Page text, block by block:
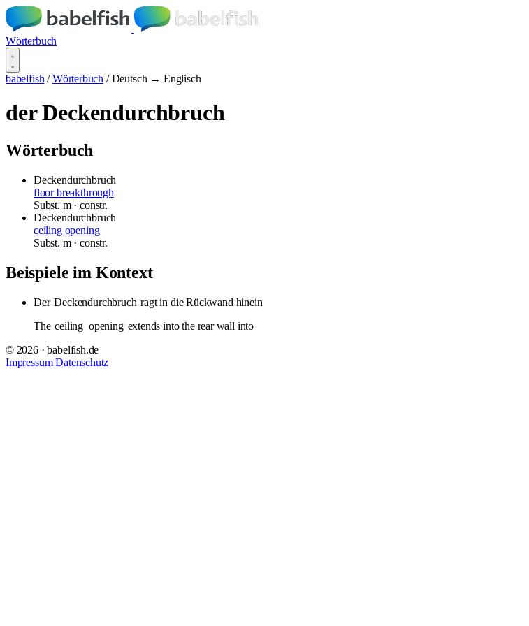
Wörterbuch
babelfish / Wörterbuch / Deutsch → Englisch
der Deckendurchbruch
Wörterbuch
Deckendurchbruch
floor breakthrough
Subst. m· constr.
Deckendurchbruch
ceiling opening
Subst. m· constr.
Beispiele im Kontext
Der Deckendurchbruch ragt in die Rückwand hinein
The ceiling opening extends into the rear wall into
© 2026 · babelfish.de
Impressum Datenschutz